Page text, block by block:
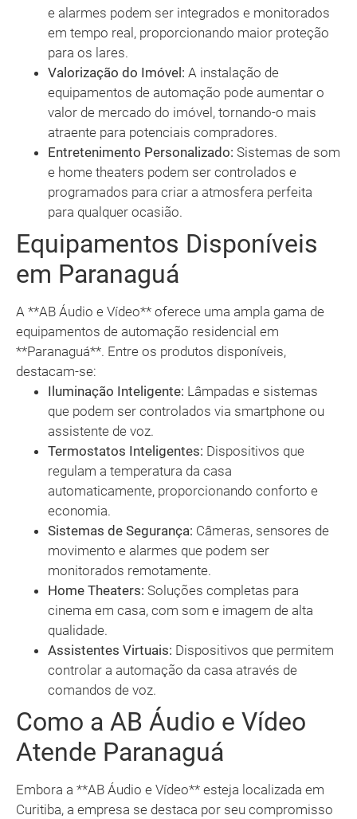
e alarmes podem ser integrados e monitorados
em tempo real, proporcionando maior proteção
para os lares.
Valorização do Imóvel: A instalação de
equipamentos de automação pode aumentar o
valor de mercado do imóvel, tornando-o mais
atraente para potenciais compradores.
Entretenimento Personalizado: Sistemas de som
e home theaters podem ser controlados e
programados para criar a atmosfera perfeita
para qualquer ocasião.
Equipamentos Disponíveis
em Paranaguá
A **AB Áudio e Vídeo** oferece uma ampla gama de
equipamentos de automação residencial em
**Paranaguá**. Entre os produtos disponíveis,
destacam-se:
Iluminação Inteligente: Lâmpadas e sistemas
que podem ser controlados via smartphone ou
assistente de voz.
Termostatos Inteligentes: Dispositivos que
regulam a temperatura da casa
automaticamente, proporcionando conforto e
economia.
Sistemas de Segurança: Câmeras, sensores de
movimento e alarmes que podem ser
monitorados remotamente.
Home Theaters: Soluções completas para
cinema em casa, com som e imagem de alta
qualidade.
Assistentes Virtuais: Dispositivos que permitem
controlar a automação da casa através de
comandos de voz.
Como a AB Áudio e Vídeo
Atende Paranaguá
Embora a **AB Áudio e Vídeo** esteja localizada em
Curitiba, a empresa se destaca por seu compromisso